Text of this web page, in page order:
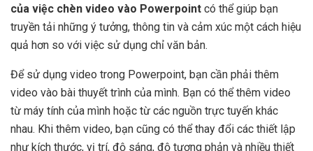
của việc chèn video vào Powerpoint có thể giúp bạn
truyền tải những ý tưởng, thông tin và cảm xúc một cách hiệu
quả hơn so với việc sử dụng chỉ văn bản.
Để sử dụng video trong Powerpoint, bạn cần phải thêm
video vào bài thuyết trình của mình. Bạn có thể thêm video
từ máy tính của mình hoặc từ các nguồn trực tuyến khác
nhau. Khi thêm video, bạn cũng có thể thay đổi các thiết lập
như kích thước, vị trí, độ sáng, độ tương phản và nhiều thiết